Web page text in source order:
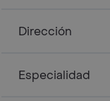
Dirección
Especialidad